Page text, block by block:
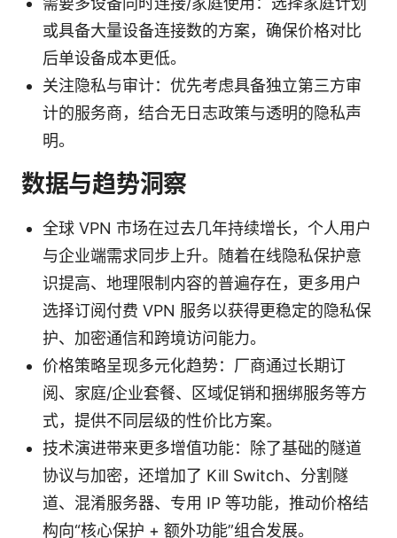
或具备大量设备连接数的方案，确保价格对比
后单设备成本更低。
关注隐私与审计：优先考虑具备独立第三方审
计的服务商，结合无日志政策与透明的隐私声
明。
数据与趋势洞察
全球 VPN 市场在过去几年持续增长，个人用户
与企业端需求同步上升。随着在线隐私保护意
识提高、地理限制内容的普遍存在，更多用户
选择订阅付费 VPN 服务以获得更稳定的隐私保
护、加密通信和跨境访问能力。
价格策略呈现多元化趋势：厂商通过长期订
阅、家庭/企业套餐、区域促销和捆绑服务等方
式，提供不同层级的性价比方案。
技术演进带来更多增值功能：除了基础的隧道
协议与加密，还增加了 Kill Switch、分割隧
道、混淆服务器、专用 IP 等功能，推动价格结
构向“核心保护 + 额外功能”组合发展。